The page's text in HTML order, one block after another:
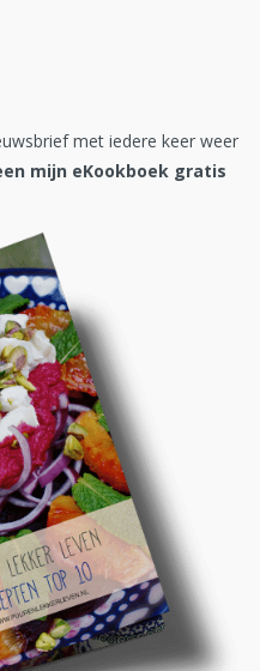
met iedere keer weer
mijn eKookboek gratis